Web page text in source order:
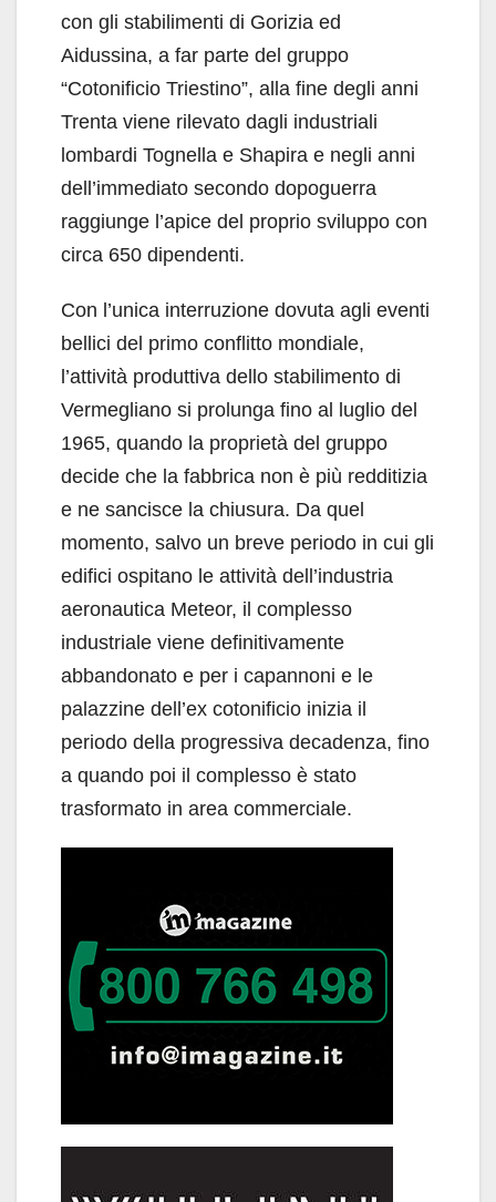
con gli stabilimenti di Gorizia ed
Aidussina, a far parte del gruppo
“Cotonificio Triestino”, alla fine degli anni
Trenta viene rilevato dagli industriali
lombardi Tognella e Shapira e negli anni
dell’immediato secondo dopoguerra
raggiunge l’apice del proprio sviluppo con
circa 650 dipendenti.
Con l’unica interruzione dovuta agli eventi
bellici del primo conflitto mondiale,
l’attività produttiva dello stabilimento di
Vermegliano si prolunga fino al luglio del
1965, quando la proprietà del gruppo
decide che la fabbrica non è più redditizia
e ne sancisce la chiusura. Da quel
momento, salvo un breve periodo in cui gli
edifici ospitano le attività dell’industria
aeronautica Meteor, il complesso
industriale viene definitivamente
abbandonato e per i capannoni e le
palazzine dell’ex cotonificio inizia il
periodo della progressiva decadenza, fino
a quando poi il complesso è stato
trasformato in area commerciale.